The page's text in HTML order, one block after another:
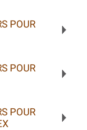
POUR
POUR
POUR